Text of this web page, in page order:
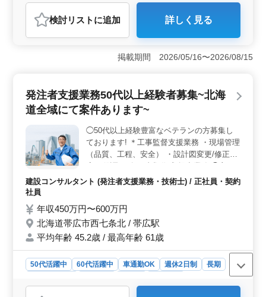
おすすめポイント
＜経験者募集＞ この求人は50代、60代の建築施工管理
ベテラン経験者を積極的に募集しております。一時的に
戦力として活躍できる環境が整っています。 ＜プロ
ど、様々な種類の案件に携わる機会があります。これに
より、技術的な専門性を高めることも可能です。 ＜
労働条件＞ 週休2日制で、残業は月平均10時間と少なめ
です。また、車通勤が可能で社員専用の無料駐車場が用
意されています。働きやすい職場で、長期的に勤務でき
ます。
検討リスト に追加 詳しく見る
掲載期間 2026/05/16〜2026/08/15
発注者支援業務50代以上経験者募集~北海
道全域にて案件あります~
◯50代以上経験豊富なベテランの方募集し
ております! ＊工事監督支援業務 ・現場管理
（品質、工程、安全） ・設計図変更/修正対
応 ・測量 ・各種書類作成/提出業務 ◯主な
案件 道路、橋梁、農業土木 等 ー備考ー ・
現場あり! ★単身赴任可能な方歓迎しており
ます! ★50代以上の方歓迎!気軽にご応募くだ
さい!
建設コンサルタント (発注者支援業務・技術士) / 正社員・契約
社員
年収450万円〜600万円
北海道帯広市西七条北 / 帯広駅
平均年齢 45.2歳 / 最高年齢 61歳
50代活躍中 60代活躍中 車通勤OK 週休2日制
長期